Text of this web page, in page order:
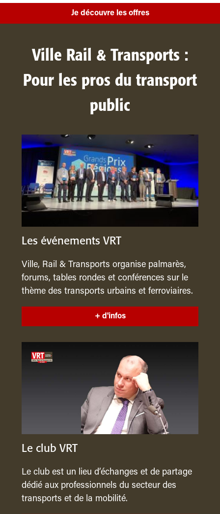
Je découvre les offres
Ville Rail & Transports :
Pour les pros du transport
public
Les événements VRT
Ville, Rail & Transports organise palmarès,
forums, tables rondes et conférences sur le
thème des transports urbains et ferroviaires.
+ d'infos
Le club VRT
Le club est un lieu d’échanges et de partage
dédié aux professionnels du secteur des
transports et de la mobilité.